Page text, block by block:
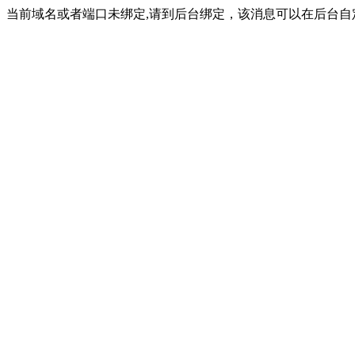
当前域名或者端口未绑定,请到后台绑定，该消息可以在后台自